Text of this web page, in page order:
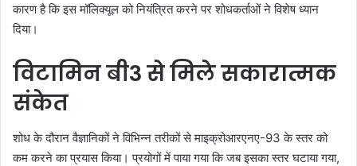
कारण है कि इस मॉलिक्यूल को नियंत्रित करने पर शोधकर्ताओं ने विशेष ध्यान
दिया।
विटामिन बी3 से मिले सकारात्मक
संकेत
शोध के दौरान वैज्ञानिकों ने विभिन्न तरीकों से माइक्रोआरएनए-93 के स्तर को
कम करने का प्रयास किया। प्रयोगों में पाया गया कि जब इसका स्तर घटाया गया,